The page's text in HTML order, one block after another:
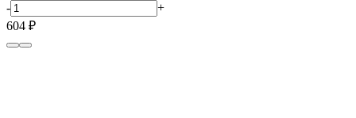
-
+
604 ₽